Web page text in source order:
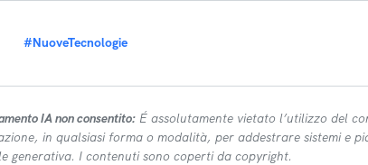
#NuoveTecnologie
IA non consentito: É assolutamente vietato l’utilizzo del
in qualsiasi forma o modalità, per addestrare sistemi e
generativa. I contenuti sono coperti da copyright.